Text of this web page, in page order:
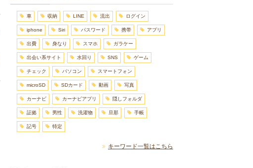
車 収納 LINE 流出 ログイン
iphone Siri パスワード 携帯 アプリ
出費 身なり スマホ ガラケー
出会い系サイト 水回り SNS ゲーム
チェック パソコン スマートフォン
microSD SDカード 動画 写真
カーナビ カーナビアプリ 隠しフォルダ
証拠 男性 洗濯物 旦那 手帳
記号 特定
キーワード一覧はこちら